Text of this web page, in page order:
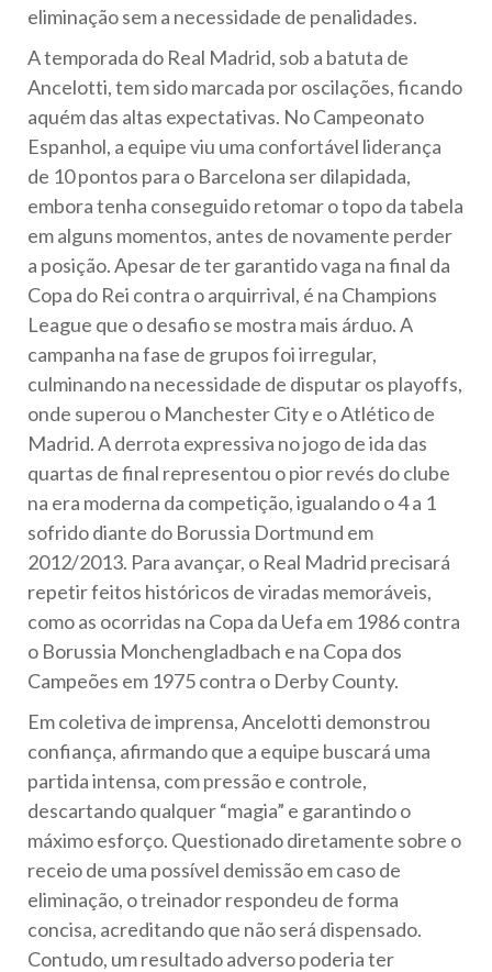
eliminação sem a necessidade de penalidades.
A temporada do Real Madrid, sob a batuta de
Ancelotti, tem sido marcada por oscilações, ficando
aquém das altas expectativas. No Campeonato
Espanhol, a equipe viu uma confortável liderança
de 10 pontos para o Barcelona ser dilapidada,
embora tenha conseguido retomar o topo da tabela
em alguns momentos, antes de novamente perder
a posição. Apesar de ter garantido vaga na final da
Copa do Rei contra o arquirrival, é na Champions
League que o desafio se mostra mais árduo. A
campanha na fase de grupos foi irregular,
culminando na necessidade de disputar os playoffs,
onde superou o Manchester City e o Atlético de
Madrid. A derrota expressiva no jogo de ida das
quartas de final representou o pior revés do clube
na era moderna da competição, igualando o 4 a 1
sofrido diante do Borussia Dortmund em
2012/2013. Para avançar, o Real Madrid precisará
repetir feitos históricos de viradas memoráveis,
como as ocorridas na Copa da Uefa em 1986 contra
o Borussia Monchengladbach e na Copa dos
Campeões em 1975 contra o Derby County.
Em coletiva de imprensa, Ancelotti demonstrou
confiança, afirmando que a equipe buscará uma
partida intensa, com pressão e controle,
descartando qualquer “magia” e garantindo o
máximo esforço. Questionado diretamente sobre o
receio de uma possível demissão em caso de
eliminação, o treinador respondeu de forma
concisa, acreditando que não será dispensado.
Contudo, um resultado adverso poderia ter